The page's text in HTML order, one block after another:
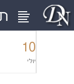
10
יולי